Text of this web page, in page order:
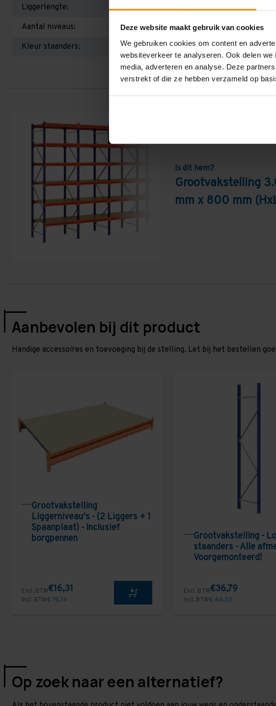
Deze website maakt gebruik van cookies
We gebruiken cookies om content en
websiteverkeer te analyseren. Ook delen
media, adverteren en analyse. Deze
verstrekt of die ze hebben verzameld op
Liggerlengte:
900 mm
Aantal niveaus:
6
Kleur staanders:
Blauw
Is dit hem?
Grootvakstelling
mm x 800 mm
Aanbevolen bij dit product
Handige accessoires en toevoeging bij de stelling. Let bij het bestellen
Grootvakstelling
Liggerniveau's - (2 Liggers + 1
Spaanplaat) - Inclusief
borgpennen
Excl. BTW€16,31
Incl. BTW€ 19,74
Grootvakstelling -
staanders - Alle
Voorgemonteerd!
Excl. BTW€36,79
Incl. BTW€ 44,52
Op zoek naar een alternatief?